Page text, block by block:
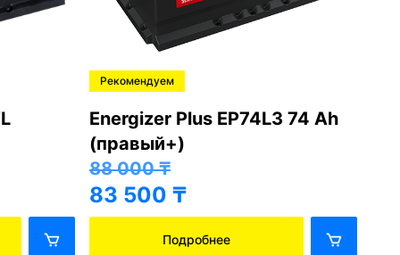
Рекомендуем
Energizer Plus EP74L3 74 Ah
(правый+)
88 000₸
83 500 ₸
Подробнее